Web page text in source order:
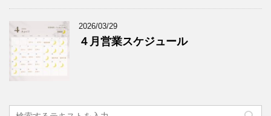
2026/03/29
４月営業スケジュール